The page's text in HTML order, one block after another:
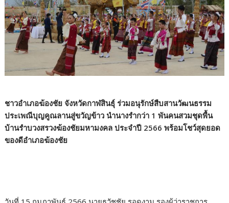
ชาวอำเภอฆ้องชัย จังหวัดกาฬสินธุ์ ร่วมอนุรักษ์สืบสานวัฒนธรรม
ประเพณีบุญคูณลานสู่ขวัญข้าว นำนางรำกว่า 1 พันคนสวมชุดพื้น
บ้านรำบวงสรวงฆ้องชัยมหามงคล ประจำปี 2566 พร้อมโชว์สุดยอด
ของดีอำเภอฆ้องชัย